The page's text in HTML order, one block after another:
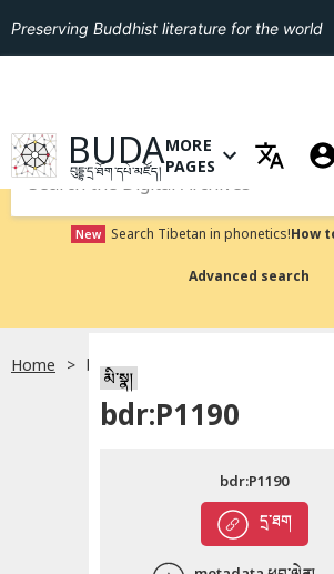
English
Preserving Buddhist literature for the world
GO TO HOMEPAGE
BUDA
བུདྡྷ་དྲ་ཐོག་དཔེ་མཛོད།
OPEN MENU OF
MORE
PAGES
New Search Tibetan in phonetics!How
Advanced search
Home bdr:P1190
མི་སྣ།
bdr:P1190
དྲ་ཐག
bdr:P1190